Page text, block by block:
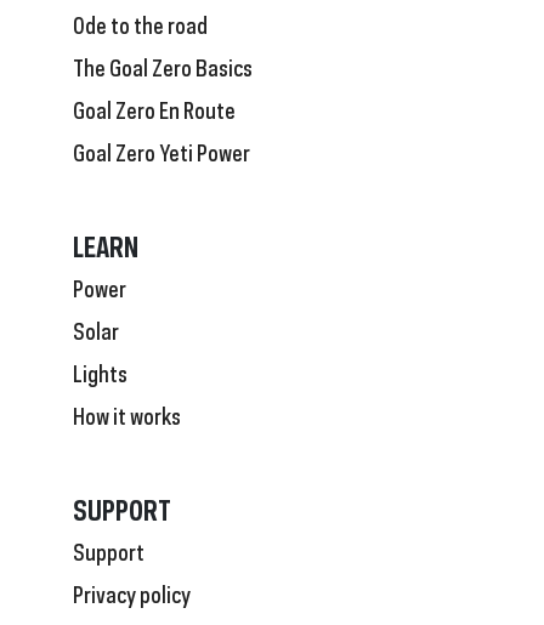
Ode to the road
The Goal Zero Basics
Goal Zero En Route
Goal Zero Yeti Power
LEARN
Power
Solar
Lights
How it works
SUPPORT
Support
Privacy policy